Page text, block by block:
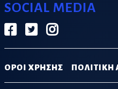
SOCIAL MEDIA
ΟΡΟΙ ΧΡΗΣΗΣ